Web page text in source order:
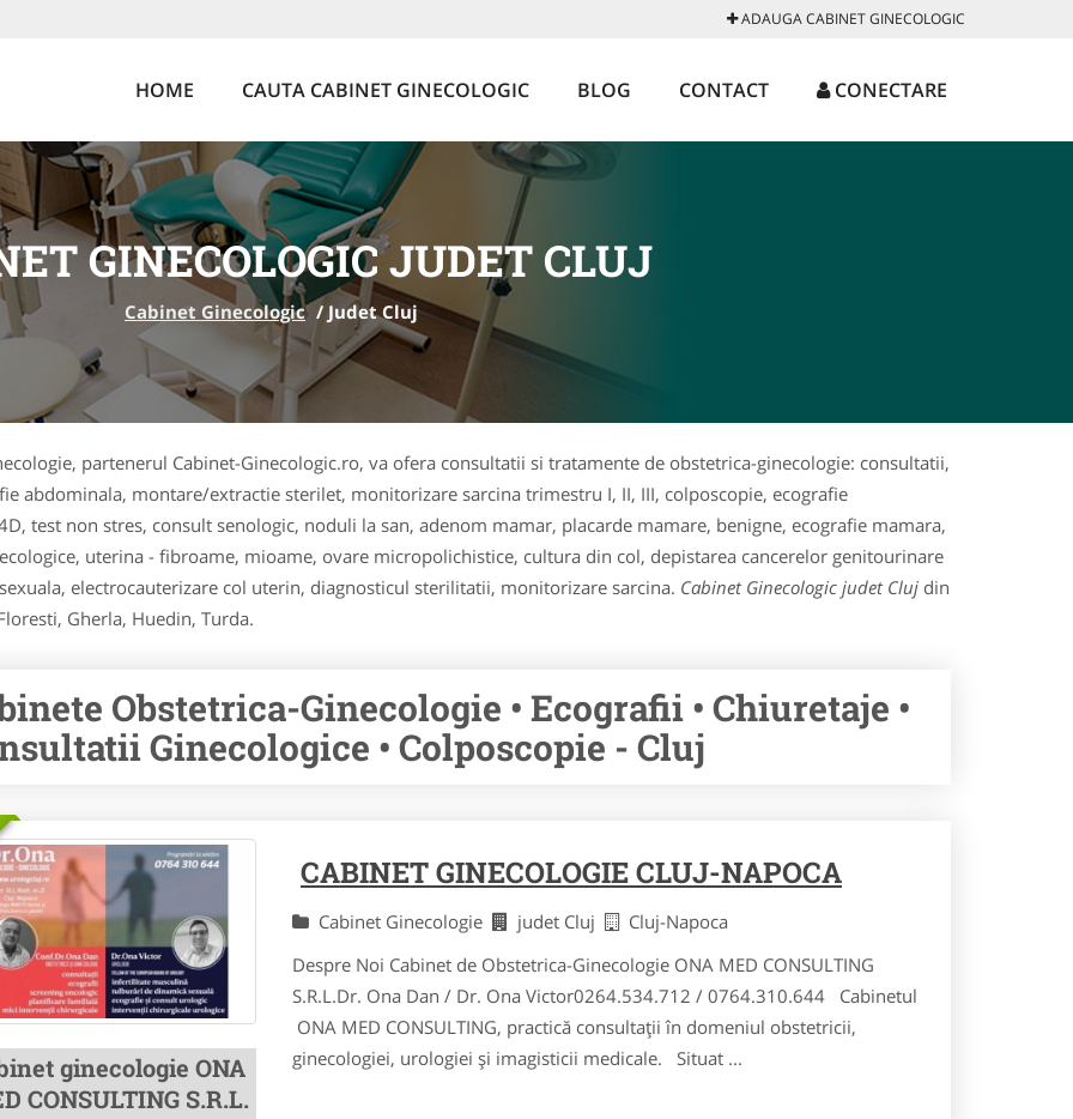
ADAUGA CABINET GINECOLOGIC
HOME CAUTA CABINET GINECOLOGIC BLOG CONTACT CONECTARE
GINECOLOGIC JUDET CLUJ
Cabinet Ginecologic / Judet Cluj
partenerul Cabinet-Ginecologic.ro, va ofera consultatii si tratamente de obstetrica-ginecologie: consultatii,
abdominala, montare/extractie sterilet, monitorizare sarcina trimestru I, II, III, colposcopie, ecografie
test non stres, consult senologic, noduli la san, adenom mamar, placarde mamare, benigne, ecografie mamara,
uterina - fibroame, mioame, ovare micropolichistice, cultura din col, depistarea cancerelor genitourinare
electrocauterizare col uterin, diagnosticul sterilitatii, monitorizare sarcina. Cabinet Ginecologic judet Cluj din
Gherla, Huedin, Turda.
Obstetrica-Ginecologie • Ecografii • Chiuretaje •
Ginecologice • Colposcopie - Cluj
ginecologie ONA
CONSULTING S.R.L.
CABINET GINECOLOGIE CLUJ-NAPOCA
Cabinet Ginecologie judet Cluj
Cluj-Napoca
Despre Noi Cabinet de Obstetrica-Ginecologie ONA MED CONSULTING
S.R.L.Dr. Ona Dan / Dr. Ona Victor0264.534.712 / 0764.310.644 Cabinetul
ONA MED CONSULTING, practică consultații în domeniul obstetricii,
ginecologiei, urologiei şi imagisticii medicale. Situat ...